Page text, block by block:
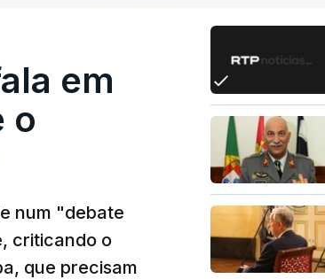
em
o
num "debate
criticando o
que precisam